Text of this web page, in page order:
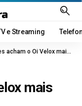
e Streaming
o Oi Velox mais amigável
mais